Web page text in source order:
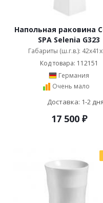
Напольная раковина
SPA Selenia G323
Габариты (ш.г.в.):
Код товара: 112151
Германия
Очень мало
Доставка: 1-2 дня
17 500₽